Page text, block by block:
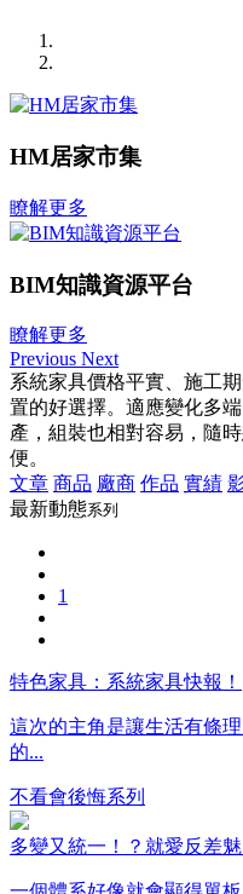
HM居家市集
瞭解更多
BIM知識資源平台
瞭解更多
Previous Next
系統家具價格平實、施工
置的好選擇。適應變化多
產，組裝也相對容易，隨
便。
文章 商品 廠商 作品 實績
最新動態系列
1
特色家具：系統家具快報！
這次的主角是讓生活有條
的...
不看會後悔系列
多變又統一！？就愛反差